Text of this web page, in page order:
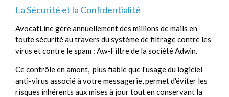
La Sécurité et la Confidentialité
AvocatLine gère annuellement des millions de mails en
toute sécurité au travers du système de filtrage contre les
virus et contre le spam : Aw-Filtre de la société Adwin.
Ce contrôle en amont, plus fiable que l'usage du logiciel
anti-virus associé à votre messagerie, permet d'éviter les
risques inhérents aux mises à jour tout en conservant la